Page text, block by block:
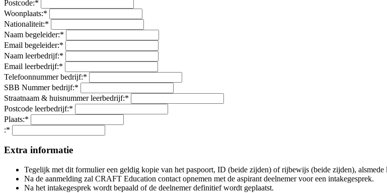
Postcode:*
Woonplaats:*
Nationaliteit:*
Naam begeleider:*
Email begeleider:*
Naam leerbedrijf:*
Email leerbedrijf:*
Telefoonnummer bedrijf:*
SBB Nummer bedrijf:*
Straatnaam & huisnummer leerbedrijf:*
Postcode leerbedrijf:*
Plaats:*
:*
Extra informatie
Tegelijk met dit formulier een geldig kopie van het paspoort, ID (beide zijden) of rijbewijs (beide zijden),
Na de aanmelding zal CRAFT Education contact opnemen met de aspirant deelnemer voor een intakegesprek.
Na het intakegesprek wordt bepaald of de deelnemer definitief wordt geplaatst.